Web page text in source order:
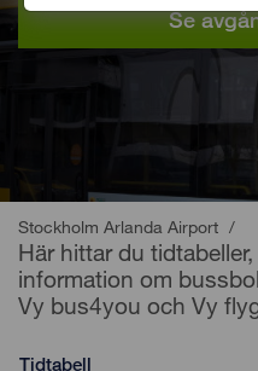
Se
Stockholm Arlanda Airport /
Här hittar du
information om
Vy bus4you och Vy
Tidtabell